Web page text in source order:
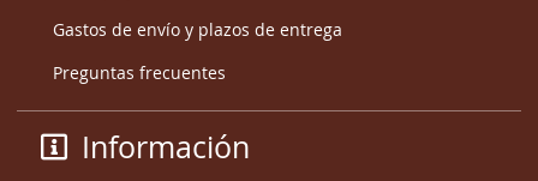
Gastos de envío y plazos de entrega
Preguntas frecuentes
Información